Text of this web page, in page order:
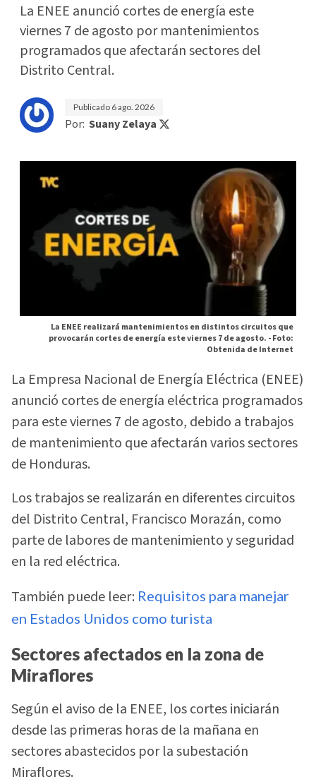
La ENEE anunció cortes de energía este
viernes 7 de agosto por mantenimientos
programados que afectarán sectores del
Distrito Central.
Publicado 6 ago. 2026
Por: Suany Zelaya
La ENEE realizará mantenimientos en distintos circuitos que
provocarán cortes de energía este viernes 7 de agosto. -Foto:
Obtenida de Internet
La Empresa Nacional de Energía Eléctrica (ENEE)
anunció cortes de energía eléctrica programados
para este viernes 7 de agosto, debido a trabajos
de mantenimiento que afectarán varios sectores
de Honduras.
Los trabajos se realizarán en diferentes circuitos
del Distrito Central, Francisco Morazán, como
parte de labores de mantenimiento y seguridad
en la red eléctrica.
También puede leer: Requisitos para manejar
en Estados Unidos como turista
Sectores afectados en la zona de
Miraflores
Según el aviso de la ENEE, los cortes iniciarán
desde las primeras horas de la mañana en
sectores abastecidos por la subestación
Miraflores.